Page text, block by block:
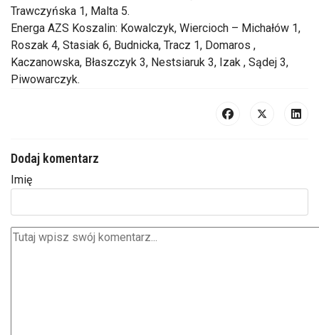
Trawczyńska 1, Malta 5.
Energa AZS Koszalin: Kowalczyk, Wiercioch – Michałów 1,
Roszak 4, Stasiak 6, Budnicka, Tracz 1, Domaros ,
Kaczanowska, Błaszczyk 3, Nestsiaruk 3, Izak , Sądej 3,
Piwowarczyk.
Dodaj komentarz
Imię